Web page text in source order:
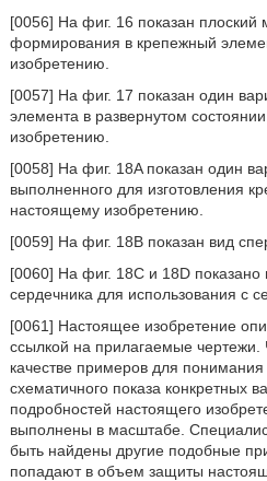
[0056] На фиг. 16 показан плоский
формирования в крепежный
изобретению.
[0057] На фиг. 17 показан один
элемента в развернутом
изобретению.
[0058] На фиг. 18A показан один
выполненного для изготовления
настоящему изобретению.
[0059] На фиг. 18B показан вид
[0060] На фиг. 18C и 18D показано
сердечника для использования с
[0061] Настоящее изобретение
ссылкой на прилагаемые
качестве примеров для
схематичного показа конкретных
подробностей настоящего
выполнены в масштабе.
быть найдены другие подобные
попадают в объем защиты